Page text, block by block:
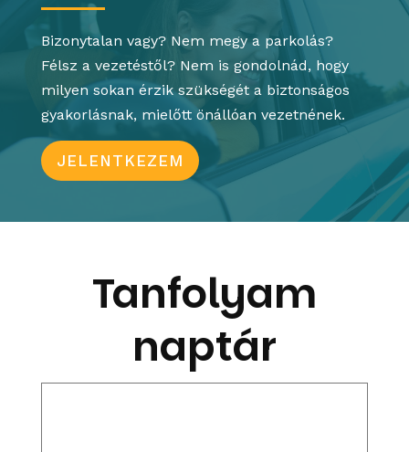
Bizonytalan vagy? Nem megy a parkolás?
Félsz a vezetéstől? Nem is gondolnád, hogy
milyen sokan érzik szükségét a biztonságos
gyakorlásnak, mielőtt önállóan vezetnének.
JELENTKEZEM
Tanfolyam
naptár